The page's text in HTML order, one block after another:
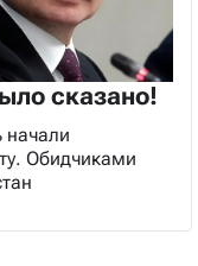
сказано!
начали
Обидчиками